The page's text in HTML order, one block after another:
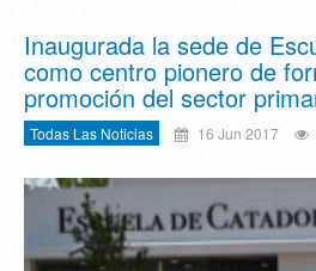
Inaugurada la sede de
como centro pionero de
promoción del sector
Todas Las Noticias 16 Jun 2017